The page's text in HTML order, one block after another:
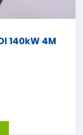
140kW 4M